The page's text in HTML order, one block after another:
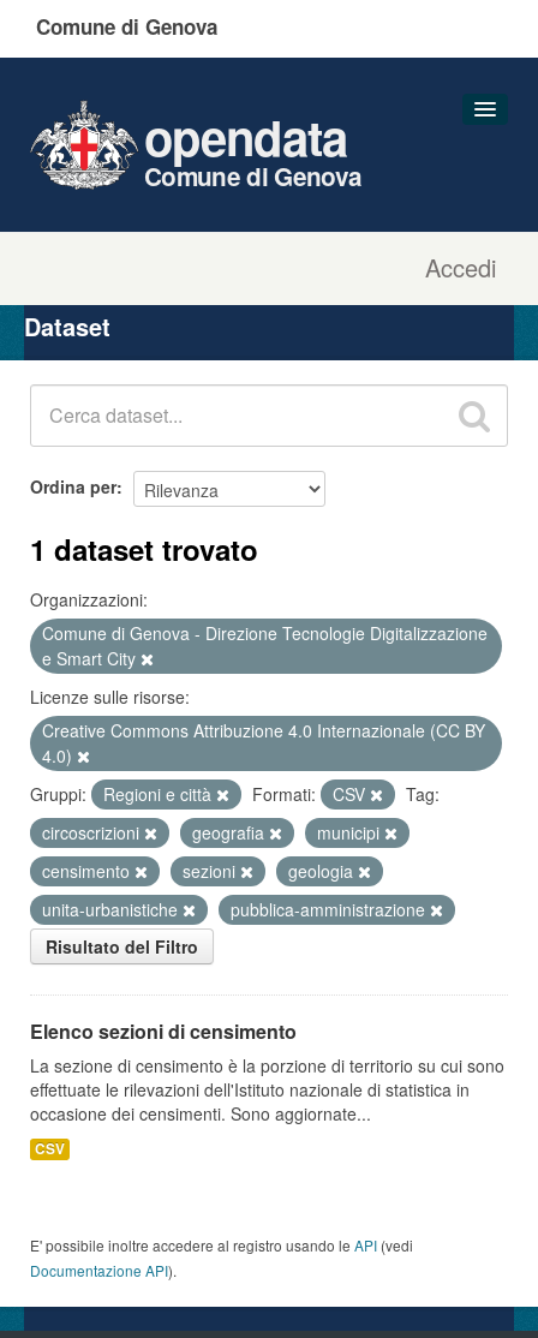
Comune di Genova
Accedi
opendata
Comune di Genova
Organizzazioni
Gruppi
Dataset
Ordina per
1 dataset trovato
Organizzazioni:
Comune di Genova - Direzione Tecnologie Digitalizzazione
e Smart City
Licenze sulle risorse:
Creative Commons Attribuzione 4.0 Internazionale (CC BY
4.0)
Gruppi:
Regioni e città Formati: CSV
Tag:
circoscrizioni
geografia
municipi
censimento
sezioni
geologia
unita-urbanistiche
pubblica-amministrazione
Risultato del Filtro
Elenco sezioni di censimento
La sezione di censimento è la porzione di territorio su cui sono
effettuate le rilevazioni dell'Istituto nazionale di statistica in
occasione dei censimenti. Sono aggiornate...
CSV
E' possibile inoltre accedere al registro usando le API (vedi
Documentazione API).